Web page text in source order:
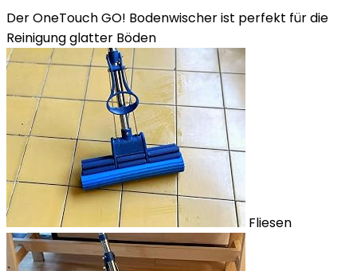
Der OneTouch GO! Bodenwischer ist perfekt für die
Reinigung glatter Böden
Fliesen